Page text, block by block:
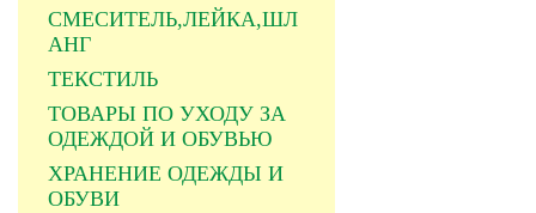
СМЕСИТЕЛЬ,ЛЕЙКА,ШЛ
АНГ
ТЕКСТИЛЬ
ТОВАРЫ ПО УХОДУ ЗА
ОДЕЖДОЙ И ОБУВЬЮ
ХРАНЕНИЕ ОДЕЖДЫ И
ОБУВИ